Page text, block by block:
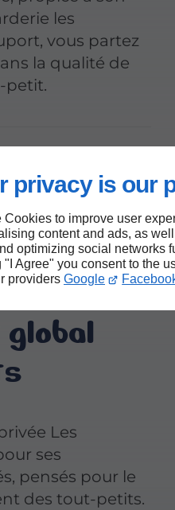
privacy is our
Cookies to improve user
content and ads, as
optimizing social networks
"I Agree" you consent to the
providers Google
les
vous partez
la qualité de
petit.
de
et
Les
ses
pensés pour le
des tout-petits.